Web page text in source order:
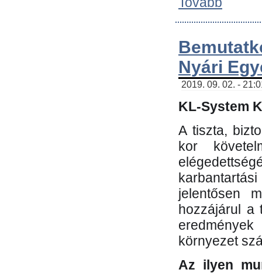
Nyári
2019. 09. 02. -
KL-System
A tiszta,
kor
jelentősen
hozzájárul a
környezet
Az ilyen